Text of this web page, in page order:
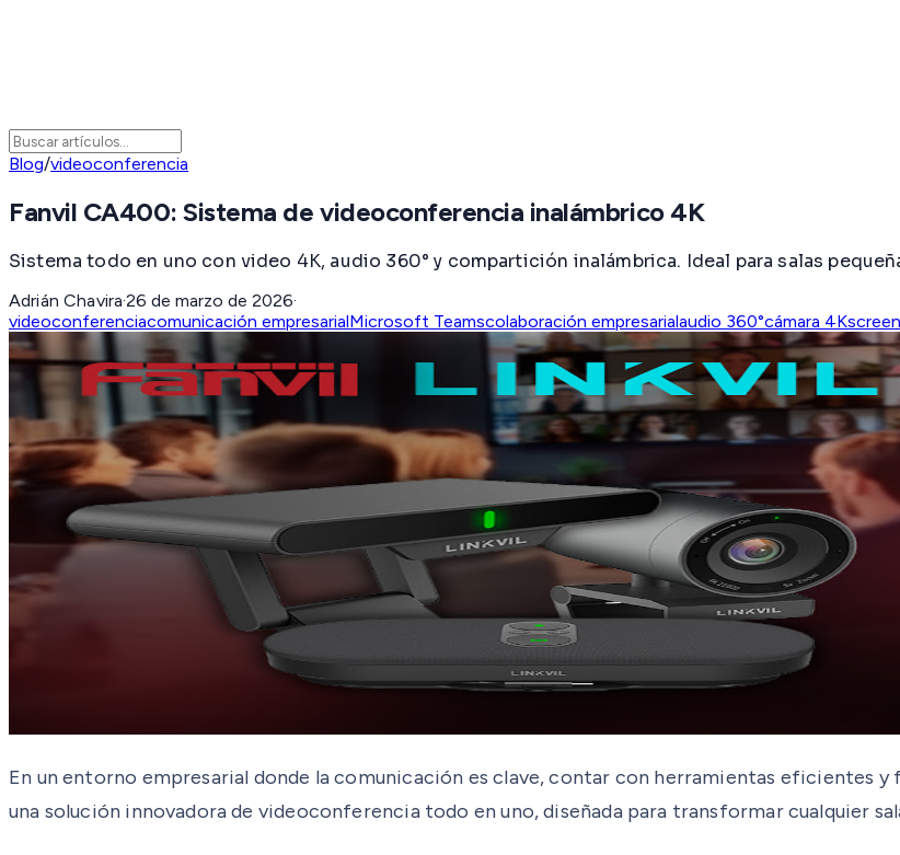
Blog/videoconferencia
Fanvil CA400: Sistema de videoconferencia inalámbrico 4K
Sistema todo en uno con video 4K, audio 360° y compartición inalámbrica. Ideal para salas
Adrián Chavira·26 de marzo de 2026·
videoconferenciacomunicación empresarialMicrosoft Teamscolaboración empresarialaudio 360°cámara 4K
En un entorno empresarial donde la comunicación es clave, contar con herramientas eficientes y
una solución innovadora de videoconferencia todo en uno, diseñada para transformar cualquier